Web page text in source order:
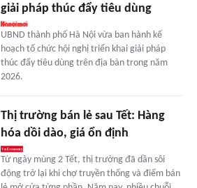
giải pháp thúc đẩy tiêu dùng
UBND thành phố Hà Nội vừa ban hành kế
hoạch tổ chức hội nghị triển khai giải pháp
thúc đẩy tiêu dùng trên địa bàn trong năm
2026.
Thị trường bán lẻ sau Tết: Hàng
hóa dồi dào, giá ổn định
Từ ngày mùng 2 Tết, thị trường đã dần sôi
động trở lại khi chợ truyền thống và điểm bán